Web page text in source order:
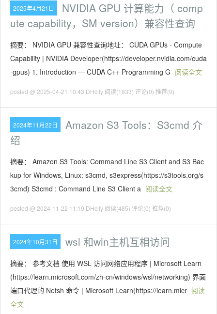
2025年4月21日
NVIDIA GPU 计算能力（ comp
ute capability，SM version）兼容性查询
摘要： NVIDIA GPU 兼容性查询地址： CUDA GPUs - Compute
Capability | NVIDIA Developer(https://developer.nvidia.com/cuda
-gpus) 1. Introduction — CUDA C++ Programming G 阅读全文
posted @ 2025-04-21 10:43 DHclly 阅读(1933) 评论(0) 推荐(0)
2024年11月22日
Amazon S3 Tools：S3cmd 介
绍
摘要： Amazon S3 Tools: Command Line S3 Client and S3 Bac
kup for Windows, Linux: s3cmd, s3express(https://s3tools.org/s
3cmd) S3cmd : Command Line S3 Client a 阅读全文
posted @ 2024-11-22 11:19 DHclly 阅读(485) 评论(0) 推荐(0)
2024年10月31日 wsl 和win主机互相访问
摘要： 参考文档 使用 WSL 访问网络应用程序 | Microsoft Learn
(https://learn.microsoft.com/zh-cn/windows/wsl/networking) 界面
端口代理的 Netsh 命令 | Microsoft Learn(https://learn.micr 阅读
全文